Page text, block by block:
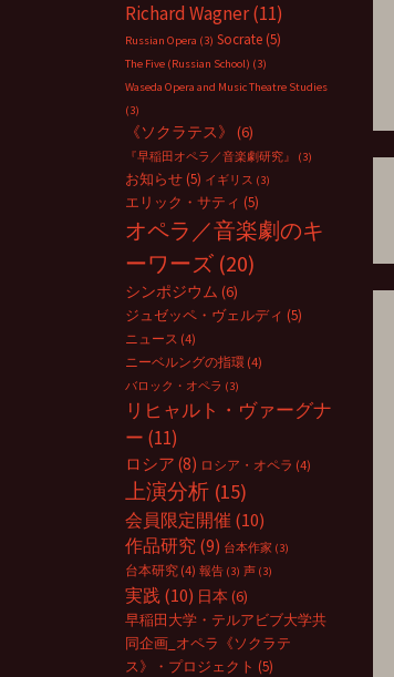
Richard Wagner(11)
Russian Opera (3) Socrate (5)
The Five (Russian School) (3)
Waseda Opera and Music Theatre Studies
(3)
《ソクラテス》 (6)
『早稲田オペラ／音楽劇研究』 (3)
お知らせ (5) イギリス (3)
エリック・サティ (5)
オペラ／音楽劇のキ
ーワーズ (20)
シンポジウム (6)
ジュゼッペ・ヴェルディ (5)
ニュース (4)
ニーベルングの指環 (4)
バロック・オペラ (3)
リヒャルト・ヴァーグナ
ー (11)
ロシア (8) ロシア・オペラ (4)
上演分析 (15)
会員限定開催 (10)
作品研究 (9) 台本作家 (3)
台本研究 (4) 報告 (3) 声 (3)
実践 (10) 日本 (6)
早稲田大学・テルアビブ大学共
同企画_オペラ《ソクラテ
ス》・プロジェクト (5)